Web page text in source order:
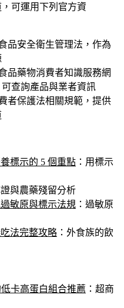
可運用下列官方資
品安全衛生管理法，作為
品藥物消費者知識服務網
查詢產品與業者資訊
者保護法相關規範，提供
標示的 5 個重點 ：用標示
證與農藥殘留分析
敏原與標示法規 ：過敏原
法完整攻略 ：外食族的飲
卡高蛋白組合推薦 ：超商